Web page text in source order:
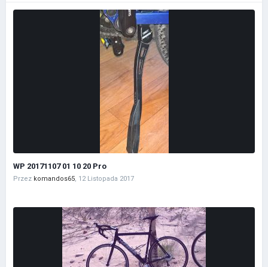
WP 20171107 01 10 20 Pro
Przez komandos65, 12 Listopada 2017